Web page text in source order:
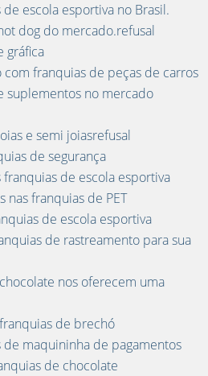
escola esportiva no Brasil.
dog do mercado.refusal
gráfica
franquias de peças de carros
suplementos no mercado
e semi joiasrefusal
de segurança
franquias de escola esportiva
nas franquias de PET
de escola esportiva
de rastreamento para sua
nos oferecem uma
de brechó
de maquininha de pagamentos
de chocolate